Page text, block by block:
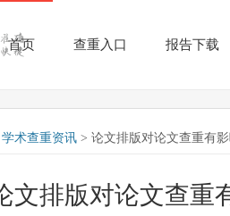
首页 查重入口 报告下载
学术查重资讯 > 论文排版对论文查重有
文排版对论文查重